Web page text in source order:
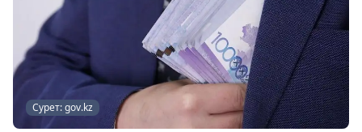
Сурет: gov.kz